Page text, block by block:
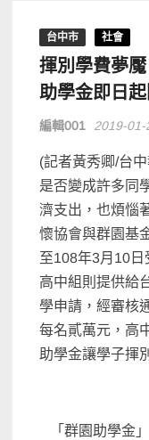
台中市 社會
揮別學費夢
助學金即日
編輯001 2019-01-
(記者黃秀卿/台
是否變成許多同
濟支出，也煩惱
懷協會與群園基
至108年3月 10
高中組則提供給
學申請，經審核
每名貳萬元，高
助學金讓學子揮
「群園助學金